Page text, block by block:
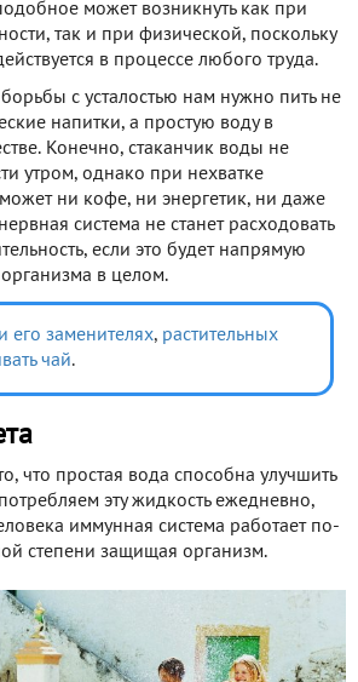
может возникнуть как при
так и при физической, поскольку
в процессе любого труда.
борьбы с усталостью нам нужно пить не
напитки, а простую воду в
Конечно, стаканчик воды не
утром, однако при нехватке
ни кофе, ни энергетик, ни даже
система не станет расходовать
если это будет напрямую
в целом.
и его заменителях, растительных
чай.
что простая вода способна улучшить
эту жидкость ежедневно,
иммунная система работает по-
степени защищая организм.